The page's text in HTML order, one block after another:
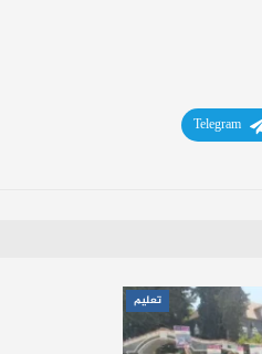
Telegram
تعليم